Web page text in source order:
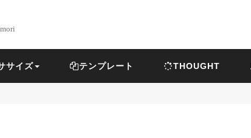
サイズ テンプレート THOUGHT